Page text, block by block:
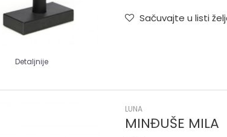
Detaljnije
Sačuvajte u listi
LUNA
MINĐUŠE MILA